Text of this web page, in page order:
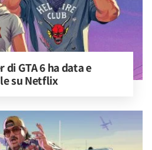
GTA 6 ha data e
su Netflix